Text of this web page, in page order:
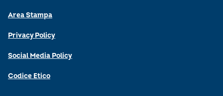
Area Stampa
Privacy Policy
Social Media Policy
Codice Etico